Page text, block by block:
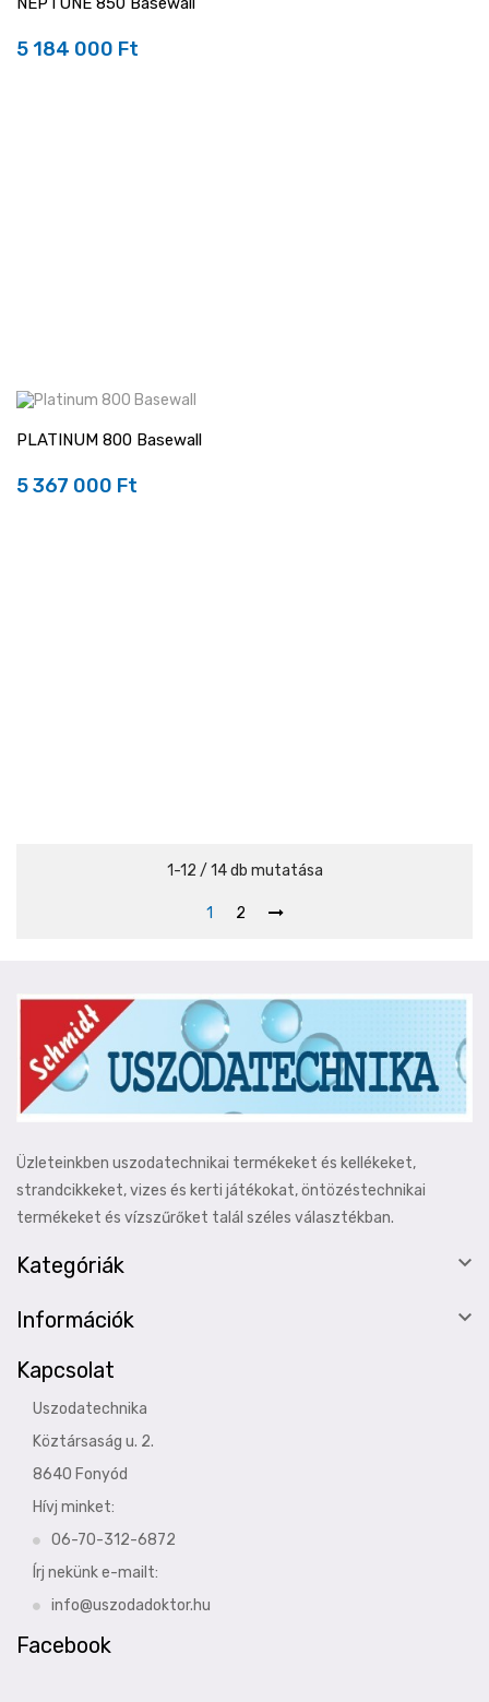
Ár
5 184 000 Ft
PLATINUM 800 Basewall
Ár
5 367 000 Ft
1-12 / 14 db mutatása
1 2
Üzleteinkben uszodatechnikai termékeket és kellékeket,
strandcikkeket, vizes és kerti játékokat, öntözéstechnikai
termékeket és vízszűrőket talál széles választékban.
Kategóriák 
Információk

Kapcsolat
Uszodatechnika
Köztársaság u. 2.
8640 Fonyód
Hívj minket:
06-70-312-6872
Írj nekünk e-mailt:
info@uszodadoktor.hu
Facebook